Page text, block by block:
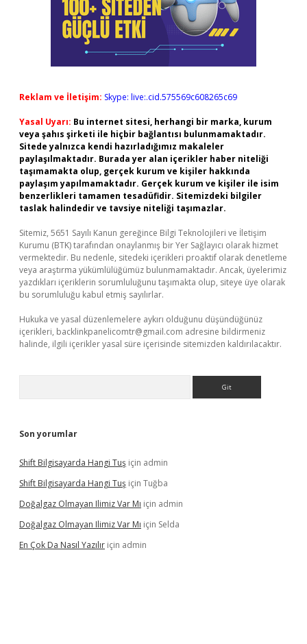
Reklam ve İletişim: Skype: live:.cid.575569c608265c69
Yasal Uyarı: Bu internet sitesi, herhangi bir marka, kurum
veya şahıs şirketi ile hiçbir bağlantısı bulunmamaktadır.
Sitede yalnızca kendi hazırladığımız makaleler
paylaşılmaktadır. Burada yer alan içerikler haber niteliği
taşımamakta olup, gerçek kurum ve kişiler hakkında
paylaşım yapılmamaktadır. Gerçek kurum ve kişiler ile isim
benzerlikleri tamamen tesadüfidir. Sitemizdeki bilgiler
taslak halindedir ve tavsiye niteliği taşımazlar.
Sitemiz, 5651 Sayılı Kanun gereğince Bilgi Teknolojileri ve İletişim
Kurumu (BTK) tarafından onaylanmış bir Yer Sağlayıcı olarak hizmet
vermektedir. Bu nedenle, sitedeki içerikleri proaktif olarak denetleme
veya araştırma yükümlülüğümüz bulunmamaktadır. Ancak, üyelerimiz
yazdıkları içeriklerin sorumluluğunu taşımakta olup, siteye üye olarak
bu sorumluluğu kabul etmiş sayılırlar.
Hukuka ve yasal düzenlemelere aykırı olduğunu düşündüğünüz
içerikleri, backlinkpanelicomtr@gmail.com adresine bildirmeniz
halinde, ilgili içerikler yasal süre içerisinde sitemizden kaldırılacaktır.
Son yorumlar
Shift Bilgisayarda Hangi Tuş için admin
Shift Bilgisayarda Hangi Tuş için Tuğba
Doğalgaz Olmayan Ilimiz Var Mı için admin
Doğalgaz Olmayan Ilimiz Var Mı için Selda
En Çok Da Nasıl Yazılır için admin